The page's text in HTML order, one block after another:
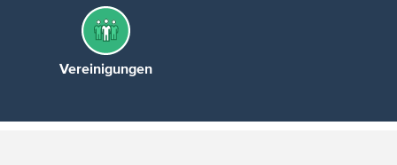
Vereinigungen